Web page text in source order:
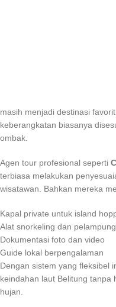
masih menjadi destinasi
keberangkatan biasanya
ombak.
Agen tour profesional seperti
terbiasa melakukan
wisatawan. Bahkan mereka
Kapal private untuk island
Alat snorkeling dan pelampung
Dokumentasi foto dan video
Guide lokal berpengalaman
Dengan sistem yang fleksibel
keindahan laut Belitung
hujan.